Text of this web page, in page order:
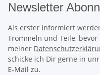
Newsletter
Als erster informiert
Trommeln und Teile, bevor
meiner
schicke ich Dir gerne in
E-Mail zu.